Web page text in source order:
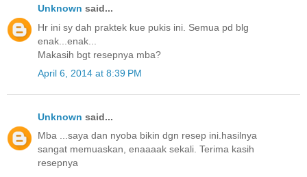
Unknown said...
Hr ini sy dah praktek kue pukis ini. Semua pd blg
enak...enak...
Makasih bgt resepnya mba?
April 6, 2014 at 8:39 PM
Unknown said...
Mba ...saya dan nyoba bikin dgn resep ini.hasilnya
sangat memuaskan, enaaaak sekali. Terima kasih
resepnya